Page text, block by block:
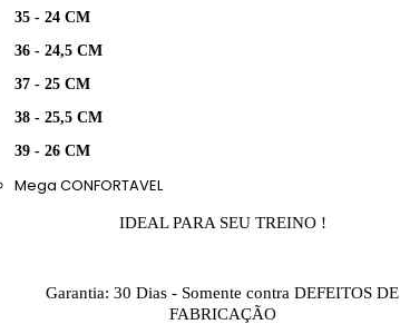
35 - 24 CM
36 - 24,5 CM
37 - 25 CM
38 - 25,5 CM
39 - 26 CM
Mega CONFORTAVEL
IDEAL PARA SEU TREINO !
Garantia: 30 Dias - Somente contra DEFEITOS DE
FABRICAÇÃO